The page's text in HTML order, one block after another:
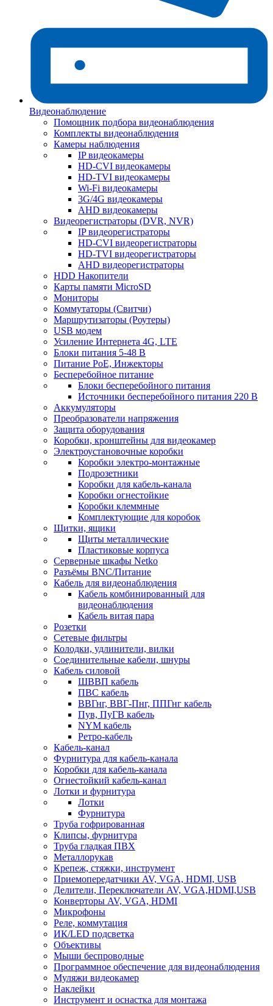
Видеонаблюдение
Помощник подбора видеонаблюдения
Комплекты видеонаблюдения
Камеры наблюдения
IP видеокамеры
HD-CVI видеокамеры
HD-TVI видеокамеры
Wi-Fi видеокамеры
3G/4G видеокамеры
AHD видеокамеры
Видеорегистраторы (DVR, NVR)
IP видеорегистраторы
HD-CVI видеорегистраторы
HD-TVI видеорегистраторы
AHD видеорегистраторы
HDD Накопители
Карты памяти MicroSD
Мониторы
Коммутаторы (Свитчи)
Маршрутизаторы (Роутеры)
USB модем
Усиление Интернета 4G, LTE
Блоки питания 5-48 В
Питание PoE, Инжекторы
Бесперебойное питание
Блоки бесперебойного питания
Источники бесперебойного питания 220 В
Аккумуляторы
Преобразователи напряжения
Защита оборудования
Коробки, кронштейны для видеокамер
Электроустановочные коробки
Коробки электро-монтажные
Подрозетники
Коробки для кабель-канала
Коробки огнестойкие
Коробки клеммные
Комплектующие для коробок
Щитки, ящики
Щиты металлические
Пластиковые корпуса
Серверные шкафы Netko
Разъёмы BNC/Питание
Кабель для видеонаблюдения
Кабель комбинированный для
видеонаблюдения
Кабель витая пара
Розетки
Сетевые фильтры
Колодки, удлинители, вилки
Соединительные кабели, шнуры
Кабель силовой
ШВВП кабель
ПВС кабель
ВВГнг, ВВГ-Пнг, ППГнг кабель
Пув, ПуГВ кабель
NYM кабель
Ретро-кабель
Кабель-канал
Фурнитура для кабель-канала
Коробки для кабель-канала
Огнестойкий кабель-канал
Лотки и фурнитура
Лотки
Фурнитура
Труба гофрированная
Клипсы, фурнитура
Труба гладкая ПВХ
Металлорукав
Крепеж, стяжки, инструмент
Приемопередатчики AV, VGA, HDMI, USB
Делители, Переключатели AV, VGA,HDMI,USB
Конверторы AV, VGA, HDMI
Микрофоны
Реле, коммутация
ИК/LED подсветка
Объективы
Мыши беспроводные
Программное обеспечение для видеонаблюдения
Муляжи видеокамер
Наклейки
Инструмент и оснастка для монтажа